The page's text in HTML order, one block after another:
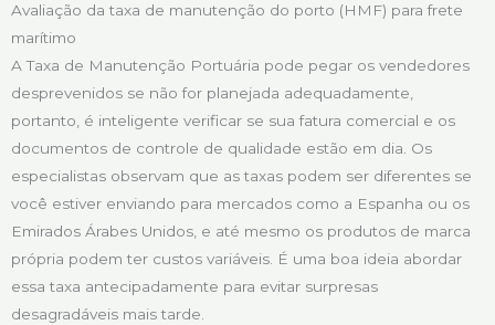
Avaliação da taxa de manutenção do porto (HMF) para frete
marítimo
A Taxa de Manutenção Portuária pode pegar os vendedores
desprevenidos se não for planejada adequadamente,
portanto, é inteligente verificar se sua fatura comercial e os
documentos de controle de qualidade estão em dia. Os
especialistas observam que as taxas podem ser diferentes se
você estiver enviando para mercados como a Espanha ou os
Emirados Árabes Unidos, e até mesmo os produtos de marca
própria podem ter custos variáveis. É uma boa ideia abordar
essa taxa antecipadamente para evitar surpresas
desagradáveis mais tarde.